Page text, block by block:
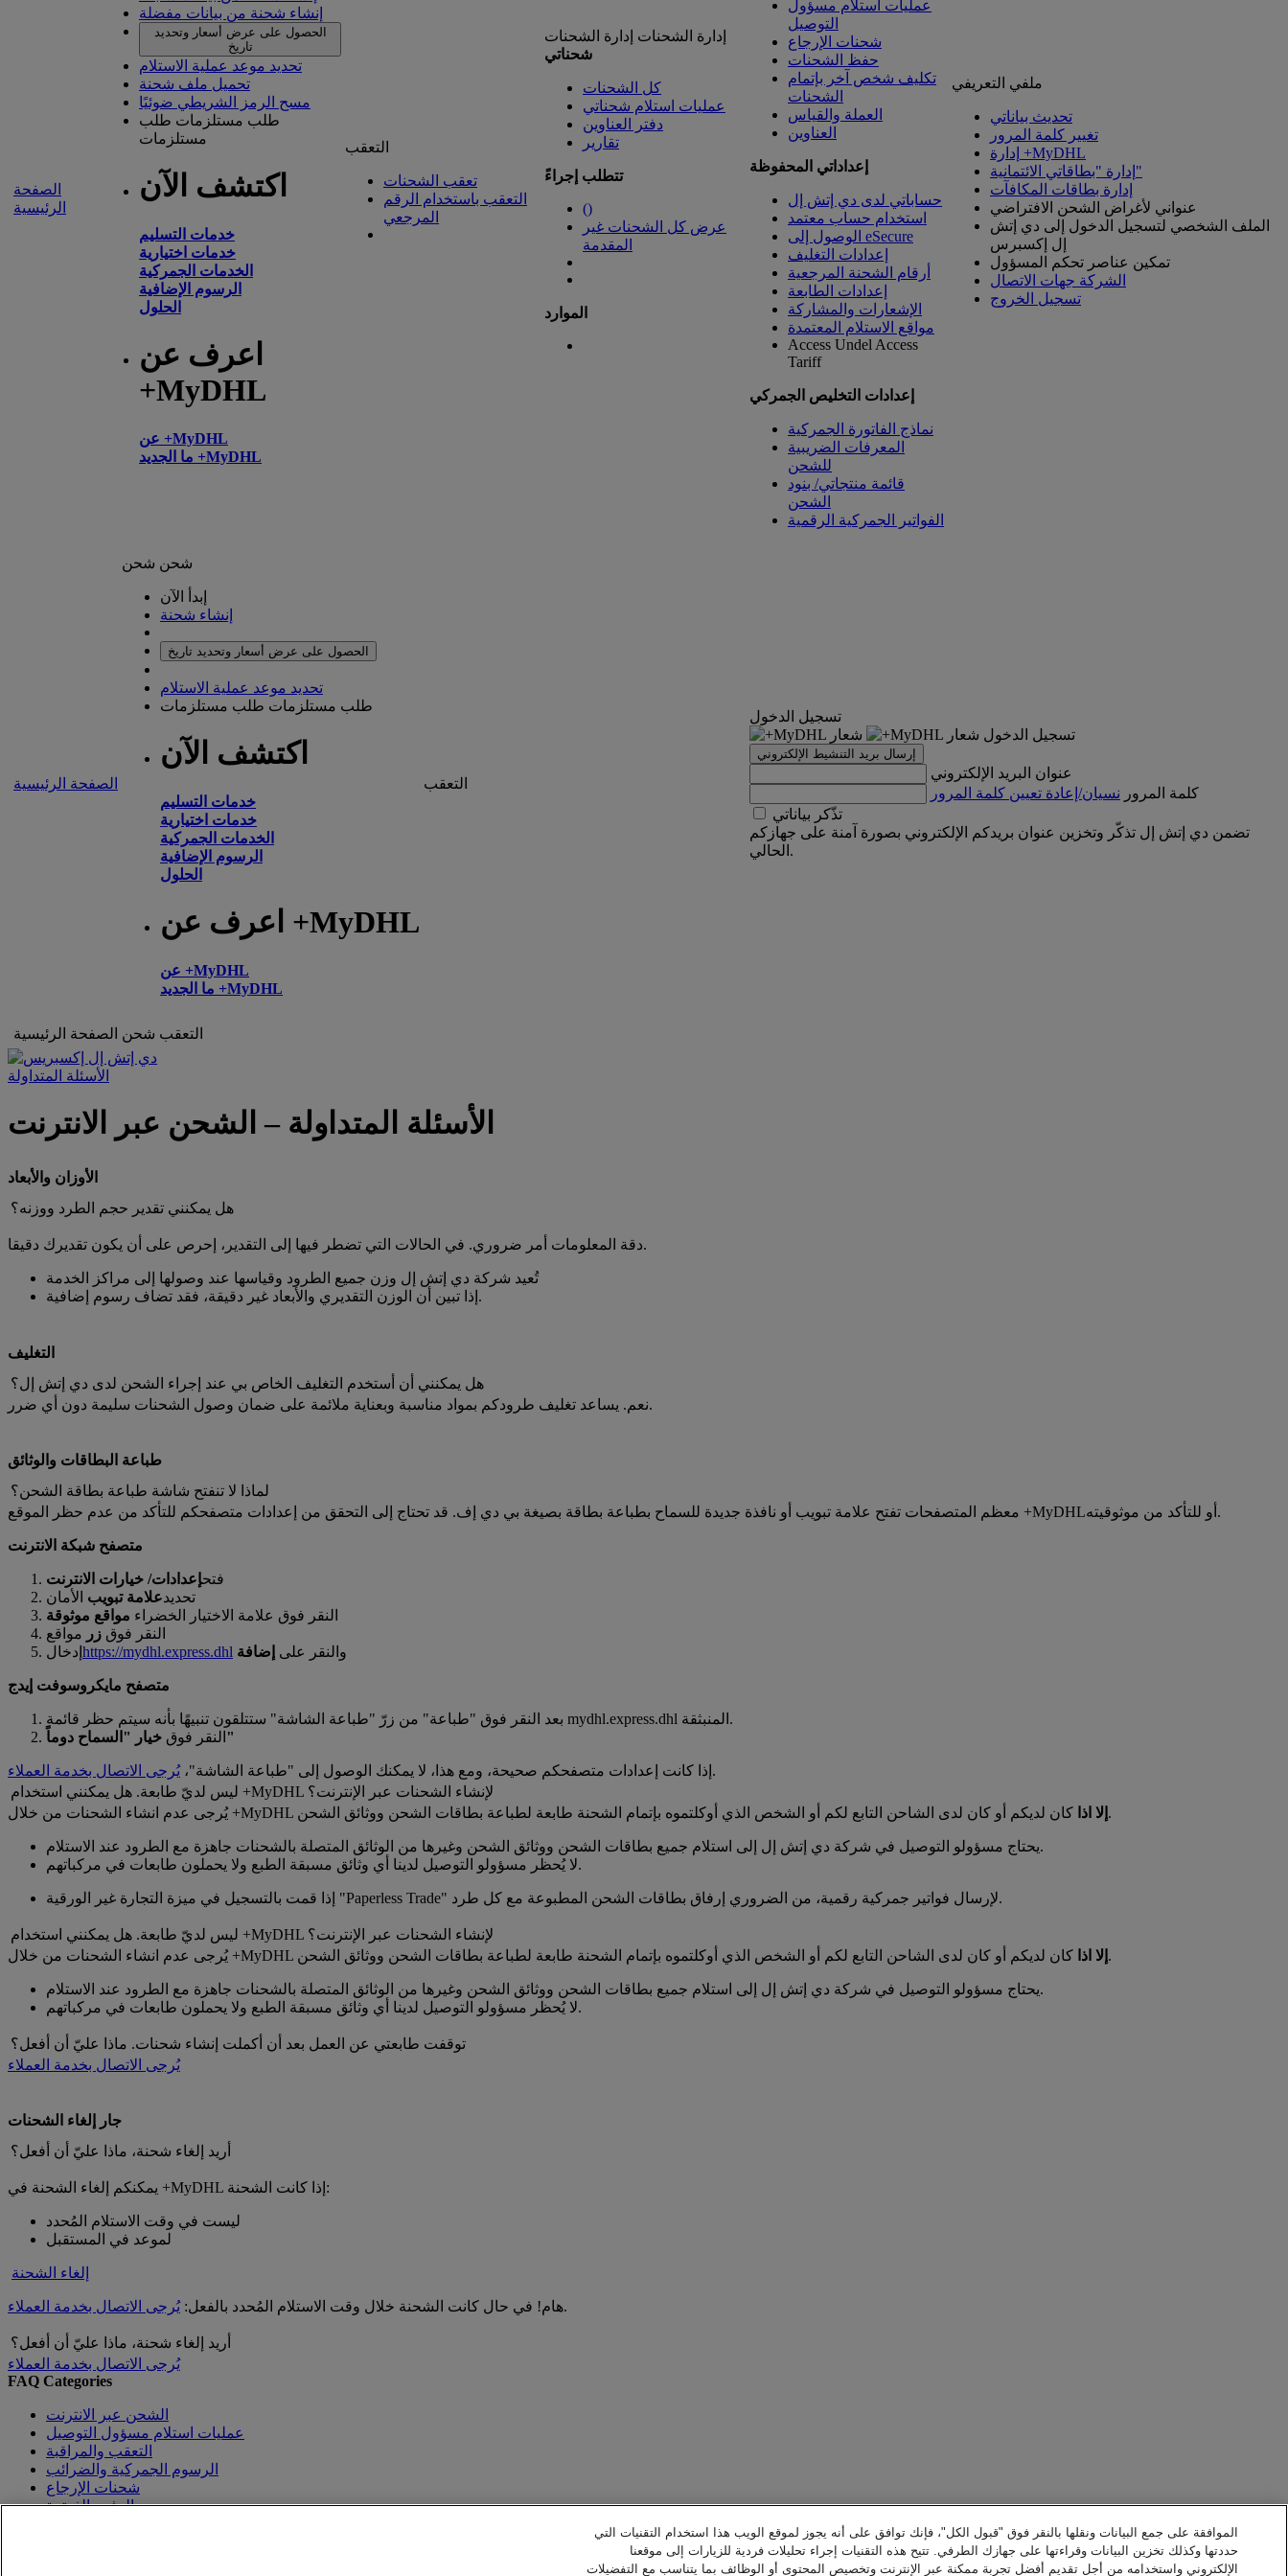
الصفحة
الرئيسية
إنشاء شحنة من بيانات مفضلة
الحصول على عرض أسعار وتحديد
تاريخ
تحديد موعد عملية الاستلام
تحميل ملف شحنة
مسح الرمز الشريطي ضوئيًا
طلب مستلزمات طلب
مستلزمات
اكتشف الآن
خدمات التسليم
خدمات اختيارية
الخدمات الجمركية
الرسوم الإضافية
الحلول
اعرف عن
+MyDHL
عن +MyDHL
ما الجديد +MyDHL
التعقب
تعقب الشحنات
التعقب باستخدام الرقم
المرجعي
إدارة الشحنات إدارة الشحنات
شحناتي
كل الشحنات
عمليات استلام شحناتي
دفتر العناوين
تقارير
تتطلب إجراءً
()
عرض كل الشحنات غير
المقدمة
الموارد
عمليات استلام مسؤول
التوصيل
شحنات الإرجاع
حفظ الشحنات
تكليف شخص آخر بإتمام
الشحنات
العملة والقياس
العناوين
إعداداتي المحفوظة
حساباتي لدى دي إتش إل
استخدام حساب معتمد
الوصول إلى eSecure
إعدادات التغليف
أرقام الشحنة المرجعية
إعدادات الطابعة
الإشعارات والمشاركة
مواقع الاستلام المعتمدة
Access Undel Access
Tariff
إعدادات التخليص الجمركي
نماذج الفاتورة الجمركية
المعرفات الضريبية
للشحن
قائمة منتجاتي/ بنود
الشحن
الفواتير الجمركية الرقمية
ملفي التعريفي
تحديث بياناتي
تغيير كلمة المرور
إدارة +MyDHL
إدارة "بطاقاتي الائتمانية"
إدارة بطاقات المكافآت
عنواني لأغراض الشحن الافتراضي
الملف الشخصي لتسجيل الدخول إلى دي إتش
إل إكسبرس
تمكين عناصر تحكم المسؤول
الشركة جهات الاتصال
تسجيل الخروج
الصفحة الرئيسية
شحن شحن
إبدأ الآن
إنشاء شحنة
الحصول على عرض أسعار وتحديد تاريخ
تحديد موعد عملية الاستلام
طلب مستلزمات طلب مستلزمات
اكتشف الآن
خدمات التسليم
خدمات اختيارية
الخدمات الجمركية
الرسوم الإضافية
الحلول
اعرف عن +MyDHL
عن +MyDHL
ما الجديد +MyDHL
التعقب
تسجيل الدخول
تسجيل الدخول
إرسال بريد التنشيط الإلكتروني
عنوان البريد الإلكتروني
كلمة المرور نسيان/إعادة تعيين كلمة المرور
تذّكر بياناتي
تضمن دي إتش إل تذكّر وتخزين عنوان بريدكم الإلكتروني بصورة آمنة على جهازكم
الحالي.
الصفحة الرئيسية شحن التعقب
الأسئلة المتداولة
الأسئلة المتداولة – الشحن عبر الانترنت
الأوزان والأبعاد
هل يمكنني تقدير حجم الطرد ووزنه؟
دقة المعلومات أمر ضروري. في الحالات التي تضطر فيها إلى التقدير، إحرص على أن يكون تقديرك دقيقا.
تُعيد شركة دي إتش إل وزن جميع الطرود وقياسها عند وصولها إلى مراكز الخدمة
إذا تبين أن الوزن التقديري والأبعاد غير دقيقة، فقد تضاف رسوم إضافية.
التغليف
هل يمكنني أن أستخدم التغليف الخاص بي عند إجراء الشحن لدى دي إتش إل؟
نعم. يساعد تغليف طرودكم بمواد مناسبة وبعناية ملائمة على ضمان وصول الشحنات سليمة دون أي ضرر.
طباعة البطاقات والوثائق
لماذا لا تنفتح شاشة طباعة بطاقة الشحن؟
معظم المتصفحات تفتح علامة تبويب أو نافذة جديدة للسماح بطباعة بطاقة بصيغة بي دي إف. قد تحتاج إلى التحقق من إعدادات متصفحكم للتأكد من عدم حظر الموقع +MyDHLأو للتأكد من موثوقيته.
متصفح شبكة الانترنت
فتحإعدادات/ خيارات الانترنت
تحديدعلامة تبويب الأمان
النقر فوق علامة الاختيار الخضراء مواقع موثوقة
النقر فوق زر مواقع
إدخال https://mydhl.express.dhl والنقر على إضافة
متصفح مايكروسوفت إيدج
بعد النقر فوق "طباعة" من زرّ "طباعة الشاشة" ستتلقون تنبيهًا بأنه سيتم حظر قائمة mydhl.express.dhl المنبثقة.
النقر فوق خيار "السماح دوماً"
إذا كانت إعدادات متصفحكم صحيحة، ومع هذا، لا يمكنك الوصول إلى "طباعة الشاشة"،يُرجى الاتصال بخدمة العملاء
.
ليس لديّ طابعة. هل يمكنني استخدام +MyDHL لإنشاء الشحنات عبر الإنترنت؟
يُرجى عدم انشاء الشحنات من خلال +MyDHL
إلا اذا كان لديكم أو كان لدى الشاحن التابع لكم أو الشخص الذي أوكلتموه بإتمام الشحنة طابعة لطباعة بطاقات الشحن ووثائق الشحن.
يحتاج مسؤولو التوصيل في شركة دي إتش إل إلى استلام جميع بطاقات الشحن ووثائق الشحن وغيرها من الوثائق المتصلة بالشحنات جاهزة مع الطرود عند الاستلام.
لا يُحظر مسؤولو التوصيل لدينا أي وثائق مسبقة الطبع ولا يحملون طابعات في مركباتهم.
إذا قمت بالتسجيل في ميزة التجارة غير الورقية "Paperless Trade" لإرسال فواتير جمركية رقمية، من الضروري إرفاق بطاقات الشحن المطبوعة مع كل طرد.
ليس لديّ طابعة. هل يمكنني استخدام +MyDHL لإنشاء الشحنات عبر الإنترنت؟
يُرجى عدم انشاء الشحنات من خلال +MyDHL
إلا اذا كان لديكم أو كان لدى الشاحن التابع لكم أو الشخص الذي أوكلتموه بإتمام الشحنة طابعة لطباعة بطاقات الشحن ووثائق الشحن.
يحتاج مسؤولو التوصيل في شركة دي إتش إل إلى استلام جميع بطاقات الشحن ووثائق الشحن وغيرها من الوثائق المتصلة بالشحنات جاهزة مع الطرود عند الاستلام.
لا يُحظر مسؤولو التوصيل لدينا أي وثائق مسبقة الطبع ولا يحملون طابعات في مركباتهم.
توقفت طابعتي عن العمل بعد أن أكملت إنشاء شحنات. ماذا عليّ أن أفعل؟
يُرجى الاتصال بخدمة العملاء
‏‏جار إلغاء الشحنات
أريد إلغاء شحنة، ماذا عليّ أن أفعل؟
يمكنكم إلغاء الشحنة في +MyDHL إذا كانت الشحنة:
ليست في وقت الاستلام المُحدد
لموعد في المستقبل
إلغاء الشحنة
هام! في حال كانت الشحنة خلال وقت الاستلام المُحدد بالفعل:يُرجى الاتصال بخدمة العملاء .
أريد إلغاء شحنة، ماذا عليّ أن أفعل؟
يُرجى الاتصال بخدمة العملاء
FAQ Categories
الشحن عبر الانترنت
عمليات استلام مسؤول التوصيل
التعقب والمراقبة
الرسوم الجمركية والضرائب
شحنات الإرجاع
الدفع والفوترة
الموافقة على جمع البيانات ونقلها بالنقر فوق "قبول الكل"، فإنك توافق على أنه يجوز لموقع الويب هذا استخدام التقنيات التي
حددتها وكذلك تخزين البيانات وقراءتها على جهازك الطرفي. تتيح هذه التقنيات إجراء تحليلات فردية للزيارات إلى موقعنا
الإلكتروني واستخدامه من أجل تقديم أفضل تجربة ممكنة عبر الإنترنت وتخصيص المحتوى أو الوظائف بما يتناسب مع التفضيلات